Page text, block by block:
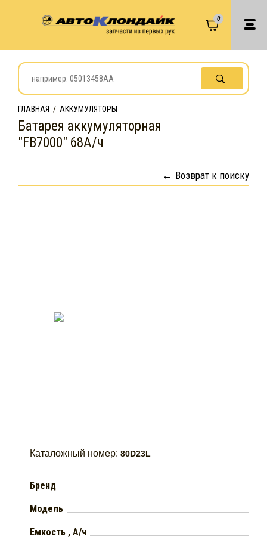
0
ГЛАВНАЯ / АККУМУЛЯТОРЫ
Батарея аккумуляторная
"FB7000" 68А/ч
Возврат к поиску
Каталожный номер: 80D23L
Бренд
Модель
Емкость , А/ч